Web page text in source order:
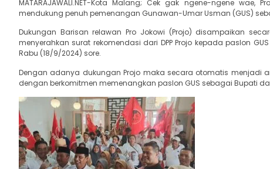
MATARAJAWALI.NET-Kota Malang; Cek gak ngene-ngene
mendukung penuh pemenangan Gunawan-Umar Usman (GUS)
Dukungan Barisan relawan Pro Jokowi (Projo) disampaikan
menyerahkan surat rekomendasi dari DPP Projo kepada paslon
Rabu (18/9/2024) sore.
Dengan adanya dukungan Projo maka secara otomatis menjadi
dengan berkomitmen memenangkan paslon GUS sebagai Bupati